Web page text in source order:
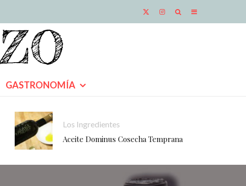
GASTRONOMÍA
Los Ingredientes
Aceite Dominus Cosecha Temprana